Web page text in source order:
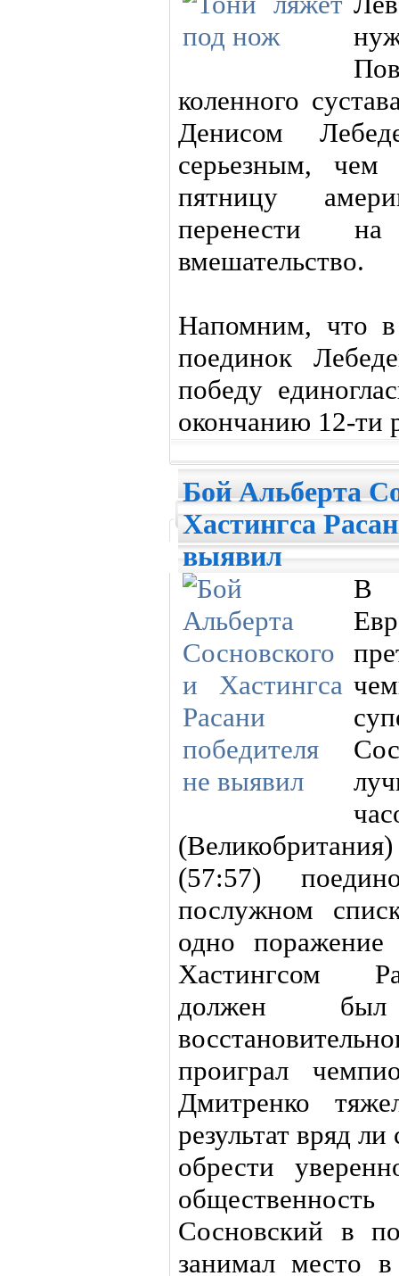
коленного
Денисом
серьезным,
пятницу
перенести
вмешательство.
Напомним, что
поединок
победу
окончанию 12-ти
Бой Альберта
Хастингса
выявил
В
(57:57)
послужном
одно
Хастингсом
должен
проиграл
Дмитренко
результат вряд
обрести
Сосновский в
занимал место